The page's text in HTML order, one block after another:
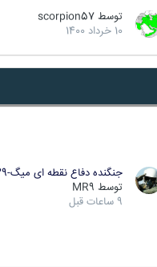
توسط scorpion57
10 خرداد 1400
جنگنده دفاع نقطه ای میگ-29…
توسط MR9
9 ساعات قبل